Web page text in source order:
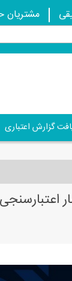
مشتریان
گزارش اعتباری
اعتبارسنجی